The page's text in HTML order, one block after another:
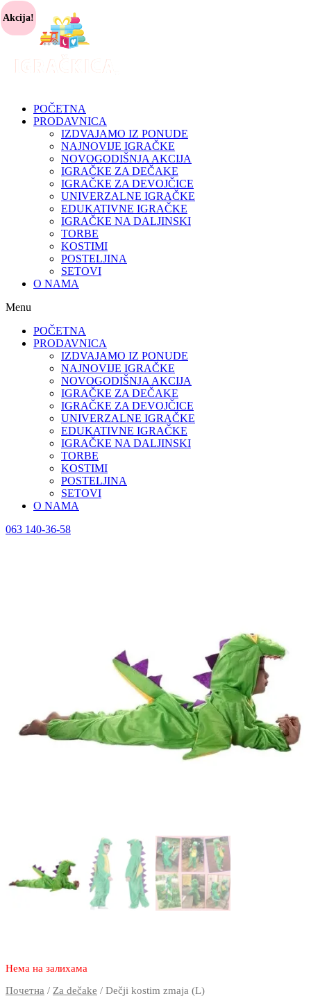
POČETNA
PRODAVNICA
IZDVAJAMO IZ PONUDE
NAJNOVIJE IGRAČKE
NOVOGODIŠNJA AKCIJA
IGRAČKE ZA DEČAKE
IGRAČKE ZA DEVOJČICE
UNIVERZALNE IGRAČKE
EDUKATIVNE IGRAČKE
IGRAČKE NA DALJINSKI
TORBE
KOSTIMI
POSTELJINA
SETOVI
O NAMA
Menu
POČETNA
PRODAVNICA
IZDVAJAMO IZ PONUDE
NAJNOVIJE IGRAČKE
NOVOGODIŠNJA AKCIJA
IGRAČKE ZA DEČAKE
IGRAČKE ZA DEVOJČICE
UNIVERZALNE IGRAČKE
EDUKATIVNE IGRAČKE
IGRAČKE NA DALJINSKI
TORBE
KOSTIMI
POSTELJINA
SETOVI
O NAMA
063 140-36-58
Akcija!
Нема на залихама
Почетна / Za dečake / Dečji kostim zmaja (L)